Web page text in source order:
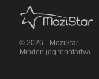
© 2026 - MoziStar.
Minden jog fenntartva